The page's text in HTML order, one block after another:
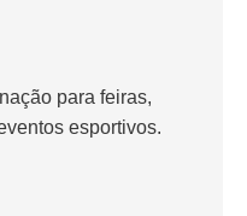
para feiras,
esportivos.